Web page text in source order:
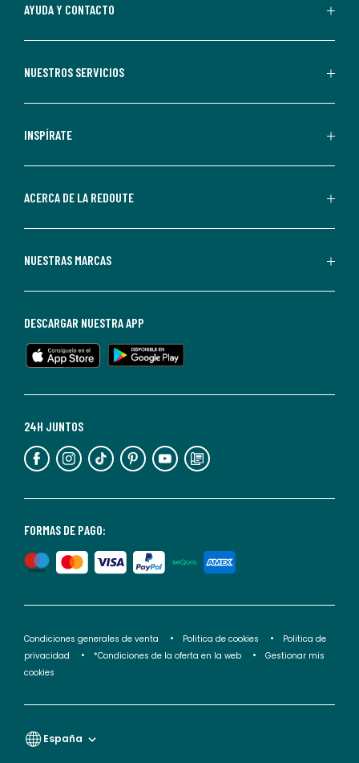
aceptas
comerciales
personalizadas
parte
Redoute.
de
en
cualquier
Para
información,
puedes
nuestra
de
privacidad</2>.
AYUDA Y CONTACTO
NUESTROS SERVICIOS
INSPÍRATE
ACERCA DE LA REDOUTE
NUESTRAS MARCAS
FORMAS DE PAGO:
24H JUNTOS
DESCARGAR NUESTRA APP
Condiciones generales de venta Politica de cookies
Politica de
privacidad
*Condiciones de la oferta en la web
Gestionar mis
cookies
España